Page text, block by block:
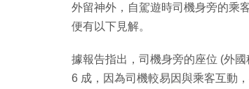
外留神外，自駕遊時司機身旁的乘
便有以下見解。
據報告指出，司機身旁的座位 (外
6 成，因為司機較易因與乘客互動